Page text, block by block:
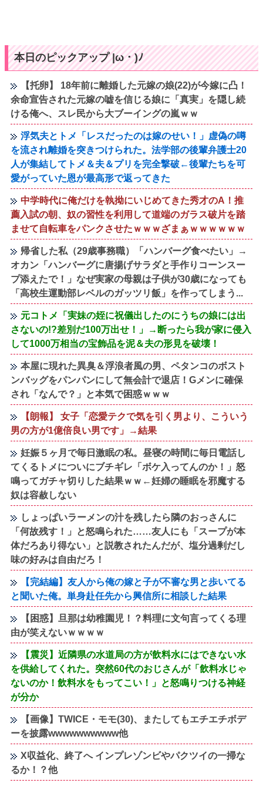
本日のピックアップ |ω・)ﾉ
【托卵】 18年前に離婚した元嫁の娘(22)が今嫁に凸！
余命宣告された元嫁の嘘を信じる娘に「真実」を隠し続
ける俺へ、スレ民から大ブーイングの嵐ｗｗ
浮気夫とトメ「レスだったのは嫁のせい！」虚偽の噂
を流され離婚を突きつけられた。法学部の後輩弁護士20
人が集結してトメ＆夫＆プリを完全撃破←後輩たちを可
愛がっていた恩が最高形で返ってきた
中学時代に俺だけを執拗にいじめてきた秀才のA！推
薦入試の朝、奴の習性を利用して道端のガラス破片を踏
ませて自転車をパンクさせたｗｗｗざまぁｗｗｗｗｗｗ
帰省した私（29歳事務職）「ハンバーグ食べたい」→
オカン「ハンバーグに唐揚げサラダと手作りコーンスー
プ添えたで！」なぜ実家の母親は子供が30歳になっても
「高校生運動部レベルのガッツリ飯」を作ってしまう...
元コトメ「実妹の姪に祝儀出したのにうちの娘には出
さないの!?差別だ100万出せ！」→断ったら我が家に侵入
して1000万相当の宝飾品を泥＆夫の形見を破壊！
本屋に現れた異臭＆浮浪者風の男、ペタンコのボスト
ンバッグをパンパンにして無会計で退店！Gメンに確保
され「なんで？」と本気で困惑ｗｗｗ
【朗報】 女子「恋愛テクで気を引く男より、こういう
男の方が1億倍良い男です」→結果
妊娠５ヶ月で毎日激眠の私。昼寝の時間に毎日電話し
てくるトメについにブチギレ「ボケ入ってんのか！」怒
鳴ってガチャ切りした結果ｗｗ←妊婦の睡眠を邪魔する
奴は容赦しない
しょっぱいラーメンの汁を残したら隣のおっさんに
「何故残す！」と怒鳴られた……友人にも「スープが本
体だろあり得ない」と説教されたんだが、塩分過剰だし
味の好みは自由だろ！
【完結編】友人から俺の嫁と子が不審な男と歩いてる
と聞いた俺。単身赴任先から興信所に相談した結果
【困惑】旦那は幼稚園児！？料理に文句言ってくる理
由が笑えないｗｗｗｗ
【震災】近隣県の水道局の方が飲料水にはできない水
を供給してくれた。突然60代のおじさんが「飲料水じゃ
ないのか！飲料水をもってこい！」と怒鳴りつける神経
が分か
【画像】TWICE・モモ(30)、またしてもエチエチボデ
ーを披露wwwwwwwwww他
X収益化、終了へ インプレゾンビやパクツイの一掃な
るか！？他